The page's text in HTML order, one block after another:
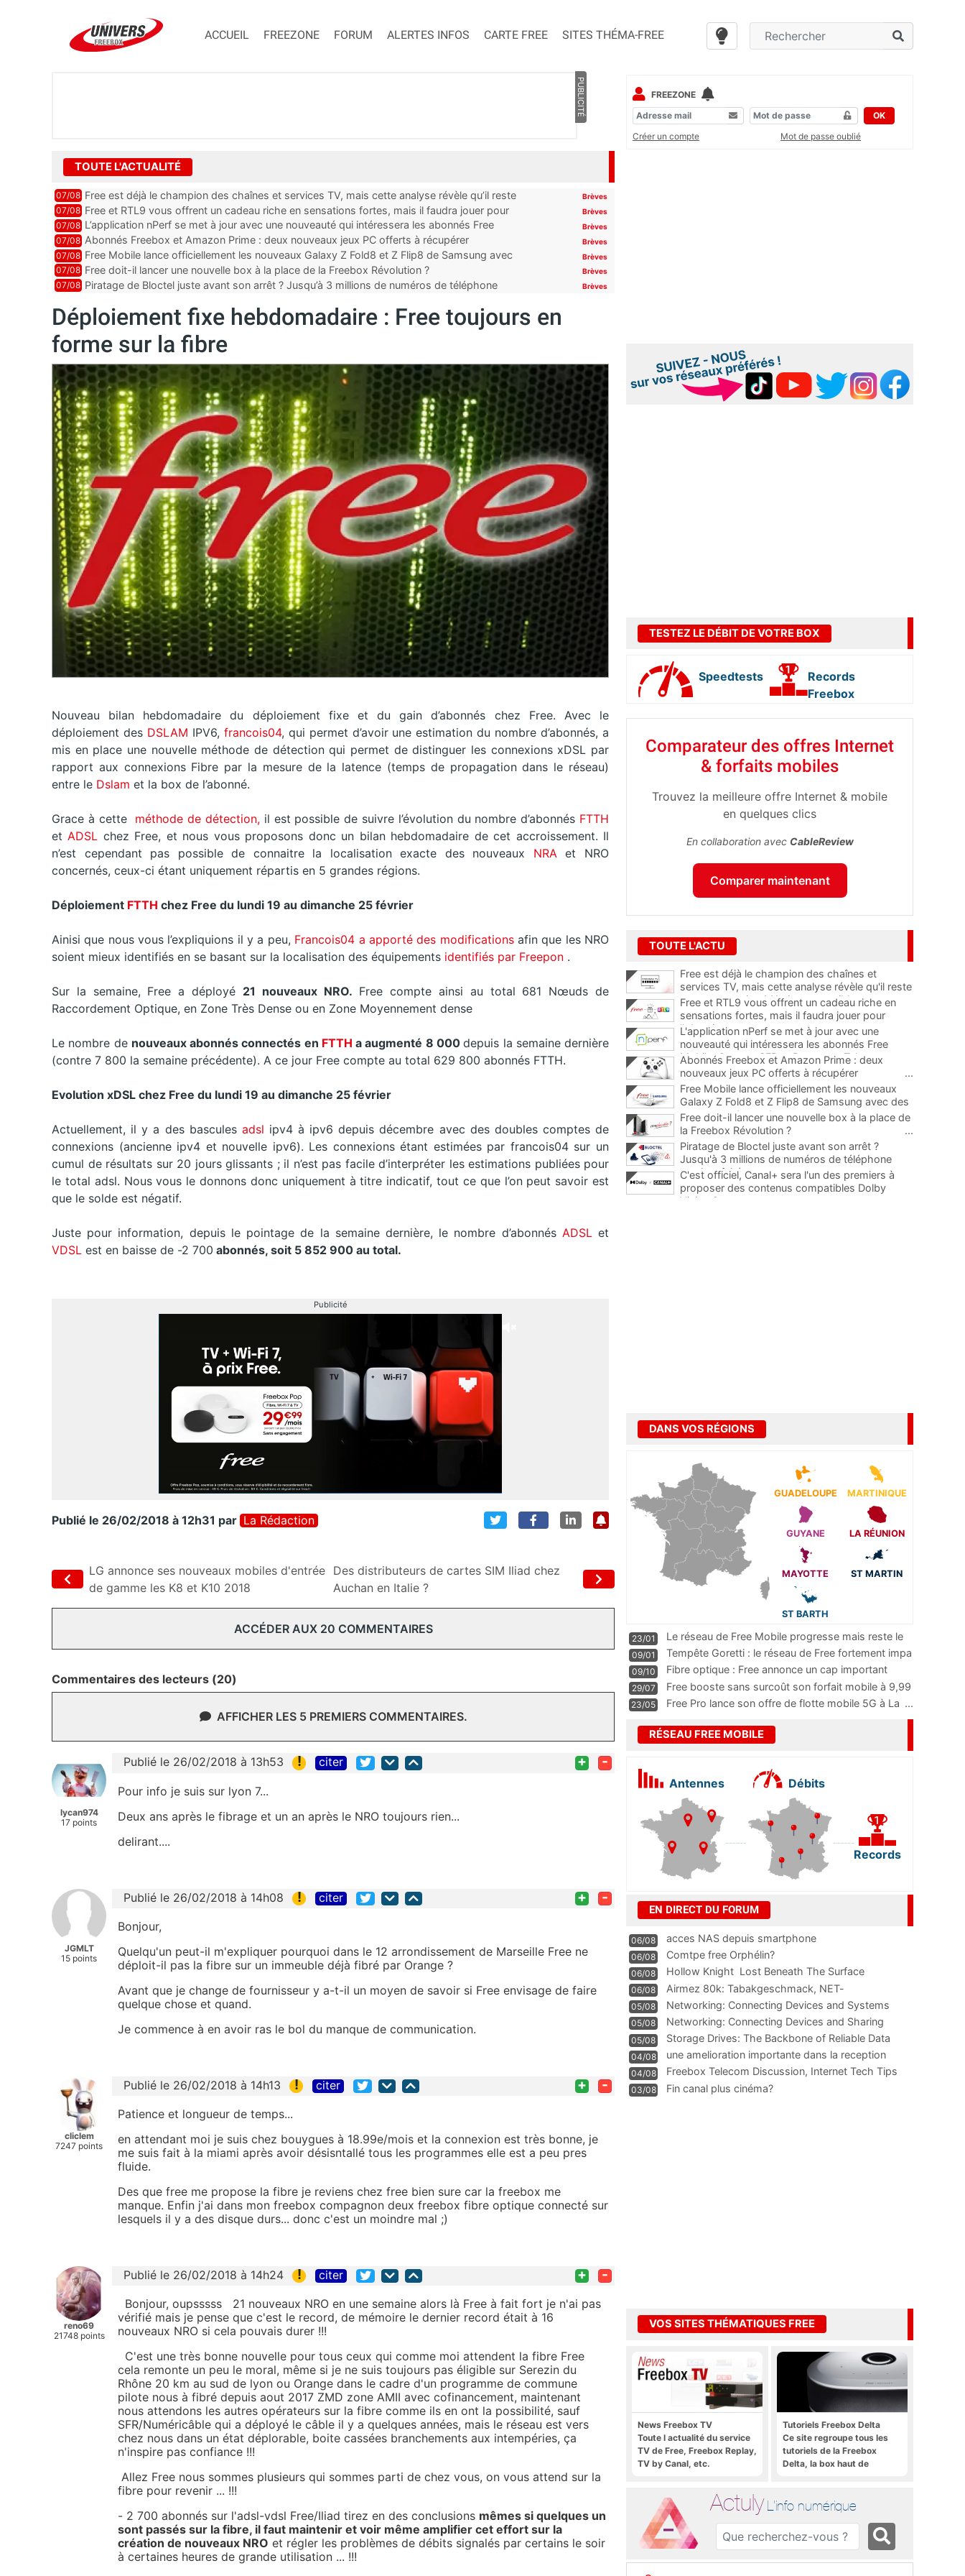
ACCUEIL FREEZONE FORUM ALERTES INFOS CARTE FREE SITES THÉMA-FREE
PUBLICITÉ
TOUTE L'ACTUALITÉ
07/08 Free est déjà le champion des chaînes et services TV, mais cette analyse révèle qu’il reste
encore au moin...
Brèves
07/08 Free et RTL9 vous offrent un cadeau riche en sensations fortes, mais il faudra jouer pour
l’obtenir
Brèves
07/08 L’application nPerf se met à jour avec une nouveauté qui intéressera les abonnés Free
Mobile, Orange, SFR ...
Brèves
07/08 Abonnés Freebox et Amazon Prime : deux nouveaux jeux PC offerts à récupérer Brèves
07/08 Free Mobile lance officiellement les nouveaux Galaxy Z Fold8 et Z Flip8 de Samsung avec
des promos et des cadeaux
Brèves
07/08 Free doit-il lancer une nouvelle box à la place de la Freebox Révolution ? Brèves
07/08 Piratage de Bloctel juste avant son arrêt ? Jusqu’à 3 millions de numéros de téléphone
Brèves
Déploiement fixe hebdomadaire : Free toujours en
forme sur la fibre
Nouveau bilan hebdomadaire du déploiement fixe et du gain d’abonnés chez Free. Avec le
déploiement desDSLAM IPV6, francois04, qui permet d’avoir une estimation du nombre d’abonnés, a
mis en place une nouvelle méthode de détection qui permet de distinguer les connexions xDSL par
rapport aux connexions Fibre par la mesure de la latence (temps de propagation dans le réseau)
entre le Dslam et la box de l’abonné.
Grace à cette méthode de détection,il est possible de suivre l’évolution du nombre d’abonnés FTTH
et ADSL chez Free, et nous vous proposons donc un bilan hebdomadaire de cet accroissement. Il
n’est cependant pas possible de connaitre la localisation exacte des nouveaux NRAet NRO
concernés, ceux-ci étant uniquement répartis en 5 grandes régions.
Déploiement FTTH chez Free du lundi 19 au dimanche 25 février
Ainisi que nous vous l’expliquions il y a peu, Francois04 a apporté des modificationsafin que les NRO
soient mieux identifiés en se basant sur la localisation des équipements identifiés par Freepon .
Sur la semaine, Free a déployé 21 nouveaux NRO. Free compte ainsi au total 681 Nœuds de
Raccordement Optique, en Zone Très Dense ou en Zone Moyennement dense
Le nombre de nouveaux abonnés connectés en FTTHa augmenté 8 000depuis la semaine dernière
(contre 7 800 la semaine précédente). A ce jour Free compte au total 629 800 abonnés FTTH.
Evolution xDSL chez Free du lundi 19 au dimanche 25 février
Actuellement, il y a des basculesadsl ipv4 à ipv6 depuis décembre avec des doubles comptes de
connexions (ancienne ipv4 et nouvelle ipv6). Les connexions étant estimées par francois04 sur un
cumul de résultats sur 20 jours glissants ; il n’est pas facile d’interpréter les estimations publiées pour
le total adsl. Nous vous le donnons donc uniquement à titre indicatif, tout ce que l’on peut savoir est
que le solde est négatif.
Juste pour information, depuis le pointage de la semaine dernière, le nombre d’abonnésADSLet
VDSL est en baisse de -2 700 abonnés, soit 5 852 900 au total.
Publicité
Publié le 26/02/2018 à 12h31 par La Rédaction
LG annonce ses nouveaux mobiles d'entrée
de gamme les K8 et K10 2018
Des distributeurs de cartes SIM Iliad chez
Auchan en Italie ?
ACCÉDER AUX 20 COMMENTAIRES
Commentaires des lecteurs (20)
AFFICHER LES 5 PREMIERS COMMENTAIRES.
lycan974
17 points
Publié le 26/02/2018 à 13h53 ! citer + -
Pour info je suis sur lyon 7...
Deux ans après le fibrage et un an après le NRO toujours rien...
delirant....
JGMLT
15 points
Publié le 26/02/2018 à 14h08 ! citer + -
Bonjour,
Quelqu'un peut-il m'expliquer pourquoi dans le 12 arrondissement de Marseille Free ne
déploit-il pas la fibre sur un immeuble déjà fibré par Orange ?
Avant que je change de fournisseur y a-t-il un moyen de savoir si Free envisage de faire
quelque chose et quand.
Je commence à en avoir ras le bol du manque de communication.
cliclem
7247 points
Publié le 26/02/2018 à 14h13 ! citer + -
Patience et longueur de temps...
en attendant moi je suis chez bouygues à 18.99e/mois et la connexion est très bonne, je
me suis fait à la miami après avoir désisntallé tous les programmes elle est a peu pres
fluide.
Des que free me propose la fibre je reviens chez free bien sure car la freebox me
manque. Enfin j'ai dans mon freebox compagnon deux freebox fibre optique connecté sur
lesquels il y a des disque durs... donc c'est un moindre mal ;)
reno69
21748 points
Publié le 26/02/2018 à 14h24 ! citer + -
Bonjour, oupsssss 21 nouveaux NRO en une semaine alors là Free à fait fort je n'ai pas
vérifié mais je pense que c'est le record, de mémoire le dernier record était à 16
nouveaux NRO si cela pouvais durer !!!
C'est une très bonne nouvelle pour tous ceux qui comme moi attendent la fibre Free
cela remonte un peu le moral, même si je ne suis toujours pas éligible sur Serezin du
Rhône 20 km au sud de lyon ou Orange dans le cadre d'un programme de commune
pilote nous à fibré depuis aout 2017 ZMD zone AMII avec cofinancement, maintenant
nous attendons les autres opérateurs sur la fibre comme ils en ont la possibilité, sauf
SFR/Numéricâble qui a déployé le câble il y a quelques années, mais le réseau est vers
chez nous dans un état déplorable, boite cassées branchements aux intempéries, ça
n'inspire pas confiance !!!
Allez Free nous sommes plusieurs qui sommes parti de chez vous, on vous attend sur la
fibre pour revenir ... !!!
- 2 700 abonnés sur l'adsl-vdsl Free/Iliad tirez en des conclusions mêmes si quelques un
sont passés sur la fibre, il faut maintenir et voir même amplifier cet effort sur la
création de nouveaux NRO et régler les problèmes de débits signalés par certains le soir
à certaines heures de grande utilisation ... !!!
FREEZONE
OK
Créer un compte
Mot de passe oublié
TESTEZ LE DÉBIT DE VOTRE BOX
Speedtests
Records
Freebox
Comparateur des offres Internet
& forfaits mobiles
Trouvez la meilleure offre Internet & mobile
en quelques clics
En collaboration avec CableReview
Comparer maintenant
TOUTE L'ACTU
Free est déjà le champion des chaînes et
services TV, mais cette analyse révèle qu'il reste
encore au moins 141 ajouts possibles
Free et RTL9 vous offrent un cadeau riche en
sensations fortes, mais il faudra jouer pour
l'obtenir
L'application nPerf se met à jour avec une
nouveauté qui intéressera les abonnés Free
Mobile, Orange, SFR et Bouygues Telecom
Abonnés Freebox et Amazon Prime : deux
nouveaux jeux PC offerts à récupérer
...
Free Mobile lance officiellement les nouveaux
Galaxy Z Fold8 et Z Flip8 de Samsung avec des
promos et des cadeaux
...
Free doit-il lancer une nouvelle box à la place de
la Freebox Révolution ?
...
Piratage de Bloctel juste avant son arrêt ?
Jusqu'à 3 millions de numéros de téléphone
auraient fuité
C'est officiel, Canal+ sera l'un des premiers à
proposer des contenus compatibles Dolby
Vision 2
DANS VOS RÉGIONS
GUADELOUPE MARTINIQUE
GUYANE LA RÉUNION
MAYOTTE ST MARTIN
ST BARTH
23/01
Le réseau de Free Mobile progresse mais reste le
m
...
09/01
Tempête Goretti : le réseau de Free fortement impa
09/10
Fibre optique : Free annonce un cap important
pass
...
29/07
Free booste sans surcoût son forfait mobile à 9,99
23/05 Free Pro lance son offre de flotte mobile 5G à La ...
RÉSEAU FREE MOBILE
Antennes Débits
Records
EN DIRECT DU FORUM
06/08 acces NAS depuis smartphone
06/08 Comtpe free Orphélin?
06/08 Hollow Knight  Lost Beneath The Surface
06/08
Airmez 80k: Tabakgeschmack, NET-
Technologie und Leistung im
05/08 Networking: Connecting Devices and Systems
05/08
Networking: Connecting Devices and Sharing
Information
05/08
Storage Drives: The Backbone of Reliable Data
Management
04/08
une amelioration importante dans la reception
WIFI
04/08
Freebox Telecom Discussion, Internet Tech Tips
Communi
03/08 Fin canal plus cinéma?
VOS SITES THÉMATIQUES FREE
News Freebox TV
Toute l actualité du service
TV de Free, Freebox Replay,
TV by Canal, etc.
Tutoriels Freebox Delta
Ce site regroupe tous les
tutoriels de la Freebox
Delta, la box haut de
Actuly L'info numérique